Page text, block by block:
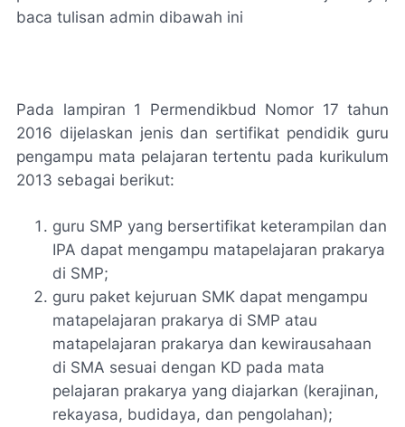
baca tulisan admin dibawah ini
Pada lampiran 1 Permendikbud Nomor 17 tahun
2016 dijelaskan jenis dan sertifikat pendidik guru
pengampu mata pelajaran tertentu pada kurikulum
2013 sebagai berikut:
guru SMP yang bersertifikat keterampilan dan
IPA dapat mengampu matapelajaran prakarya
di SMP;
guru paket kejuruan SMK dapat mengampu
matapelajaran prakarya di SMP atau
matapelajaran prakarya dan kewirausahaan
di SMA sesuai dengan KD pada mata
pelajaran prakarya yang diajarkan (kerajinan,
rekayasa, budidaya, dan pengolahan);